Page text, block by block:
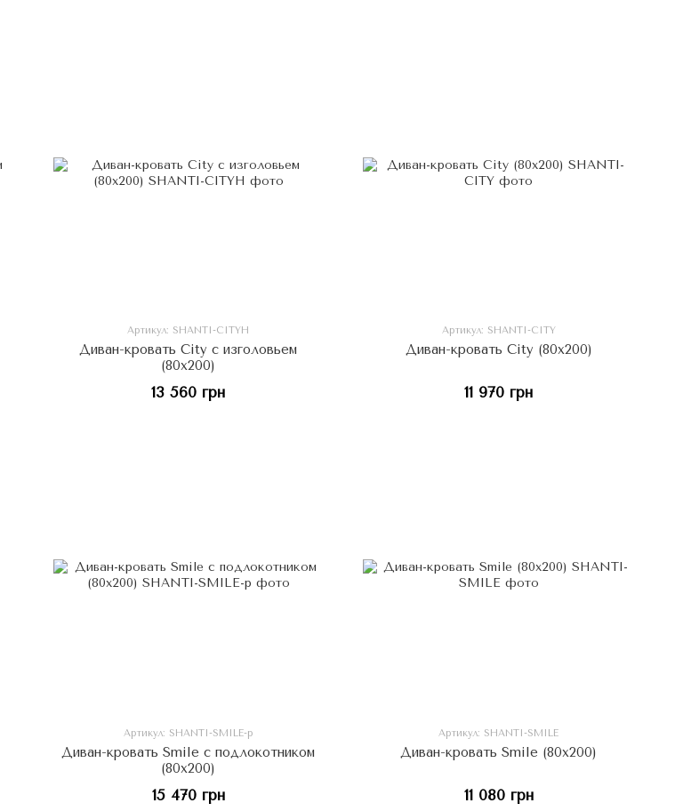
Артикул: SHANTI-CITYH
Диван-кровать City с изголовьем
(80x200)
13 560 грн
Артикул: SHANTI-CITY
Диван-кровать City (80x200)
11 970 грн
Артикул: SHANTI-SMILE-p
Диван-кровать Smile с подлокотником
(80х200)
15 470 грн
Артикул: SHANTI-SMILE
Диван-кровать Smile (80x200)
11 080 грн